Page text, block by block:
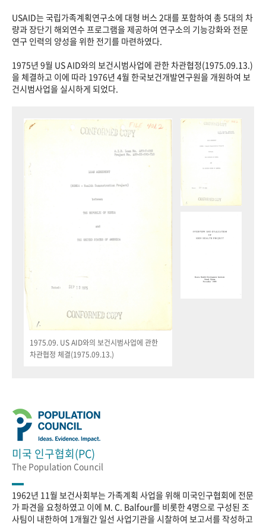
USAID는 국립가족계획연구소에 대형 버스 2대를 포함하여 총 5대의 차
량과 장단기 해외연수 프로그램을 제공하여 연구소의 기능강화와 전문
연구 인력의 양성을 위한 전기를 마련하였다.
1975년 9월 US AID와의 보건시범사업에 관한 차관협정(1975.09.13.)
을 체결하고 이에 따라 1976년 4월 한국보건개발연구원을 개원하여 보
건시범사업을 실시하게 되었다.
1975.09. US AID와의 보건시범사업에 관한
차관협정 체결(1975.09.13.)
미국 인구협회(PC)
The Population Council
1962년 11월 보건사회부는 가족계획 사업을 위해 미국인구협회에 전문
가 파견을 요청하였고 이에 M. C. Balfour를 비롯한 4명으로 구성된 조
사팀이 내한하여 1개월간 일선 사업기관을 시찰하여 보고서를 작성하고